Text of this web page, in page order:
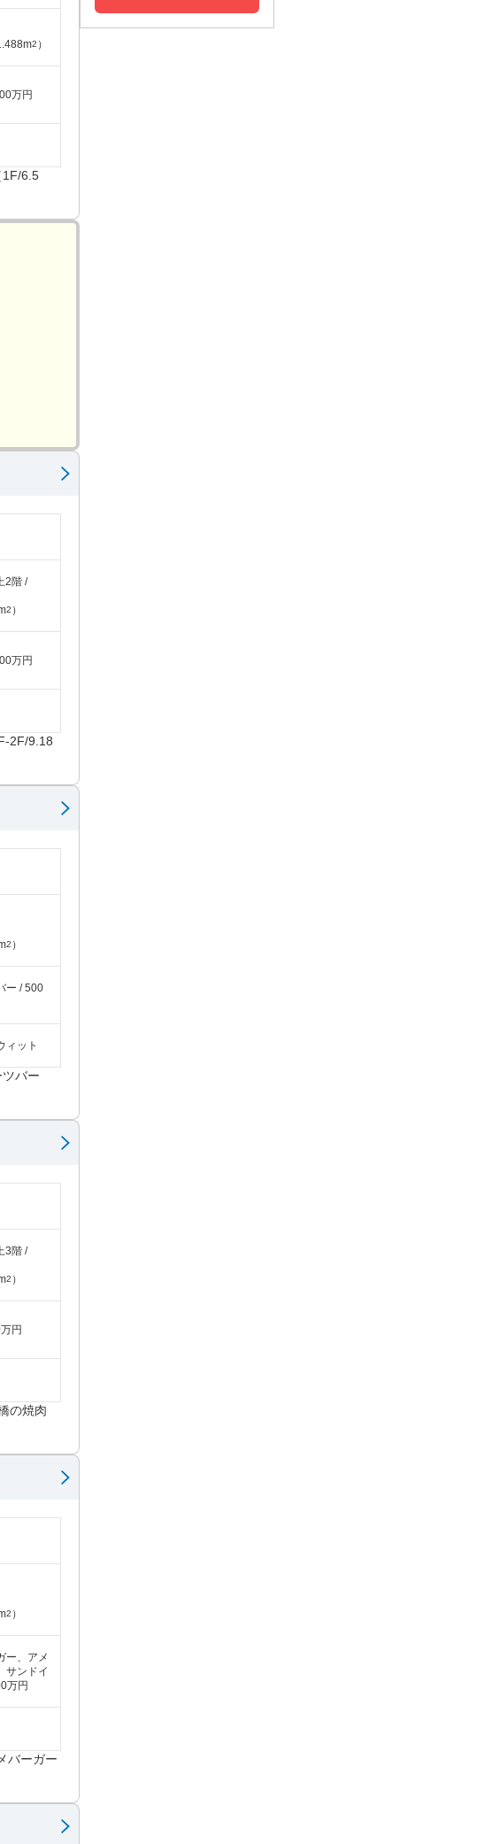
2 ）
万円
1F/6.5
2階 /
2 ）
万円
2F/9.18
2 ）
ー / 500
ィット
バー
3階 /
2 ）
円
の焼肉
2 ）
ー、アメ
サンドイ
万円
バーガー